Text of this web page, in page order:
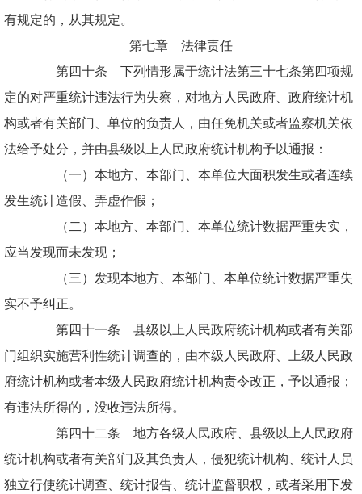
有规定的，从其规定。
第七章 法律责任
第四十条 下列情形属于统计法第三十七条第四项规
定的对严重统计违法行为失察，对地方人民政府、政府统计机
构或者有关部门、单位的负责人，由任免机关或者监察机关依
法给予处分，并由县级以上人民政府统计机构予以通报：
（一）本地方、本部门、本单位大面积发生或者连续
发生统计造假、弄虚作假；
（二）本地方、本部门、本单位统计数据严重失实，
应当发现而未发现；
（三）发现本地方、本部门、本单位统计数据严重失
实不予纠正。
第四十一条 县级以上人民政府统计机构或者有关部
门组织实施营利性统计调查的，由本级人民政府、上级人民政
府统计机构或者本级人民政府统计机构责令改正，予以通报；
有违法所得的，没收违法所得。
第四十二条 地方各级人民政府、县级以上人民政府
统计机构或者有关部门及其负责人，侵犯统计机构、统计人员
独立行使统计调查、统计报告、统计监督职权，或者采用下发